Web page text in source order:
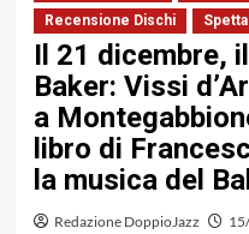
Recensione Dischi
Il 21 dicembre,
Baker: Vissi
a
libro di
la musica del
Redazione DoppioJazz